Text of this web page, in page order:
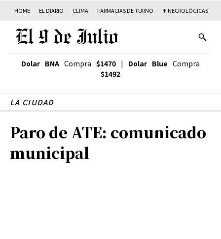
HOME EL DIARIO CLIMA FARMACIAS DE TURNO ✟ NECROLÓGICAS
Dolar BNA Compra $1470 | Dolar Blue Compra
$1492
LA CIUDAD
Paro de ATE: comunicado
municipal